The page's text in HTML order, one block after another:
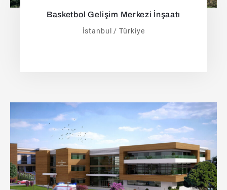
Basketbol Gelişim Merkezi İnşaatı
İstanbul / Türkiye